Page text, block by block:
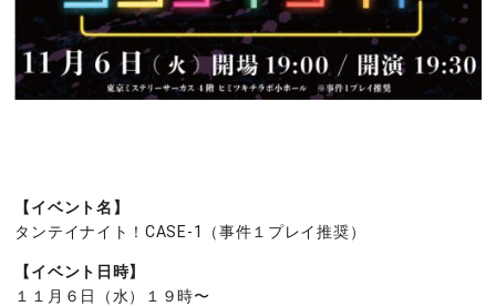
【イベント名】
タンテイナイト！CASE-1（事件１プレイ推奨）
【イベント日時】
１１月６日（水）１９時〜